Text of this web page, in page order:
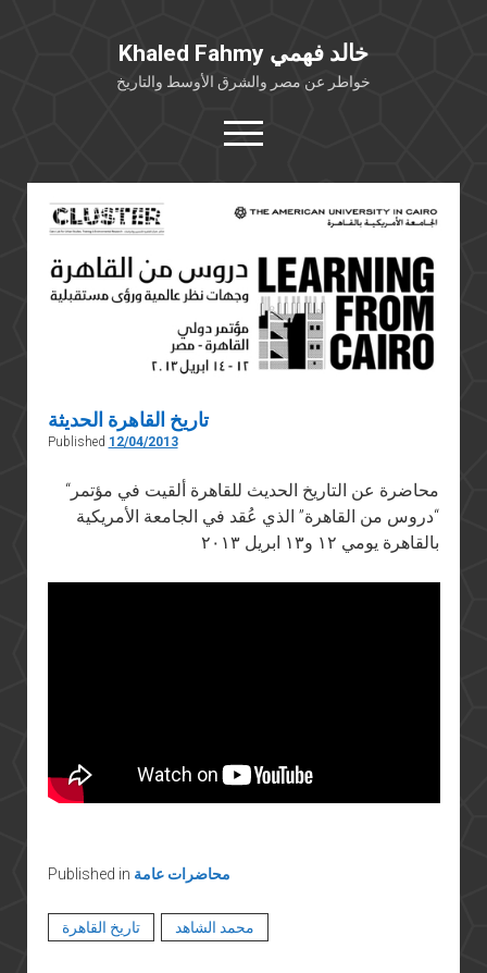
Khaled Fahmy خالد فهمي
خواطر عن مصر والشرق الأوسط والتاريخ
open
menu
twitterfacebook
كتابات أكاديمية
مقالات صحافية
بوستات من فيسبوك
Languagesتاريخ القاهرة الحديثة
Published 12/04/2013
“محاضرة عن التاريخ الحديث للقاهرة ألقيت في مؤتمر
“دروس من القاهرة” الذي عُقد في الجامعة الأمريكية
بالقاهرة يومي ١٢ و١٣ ابريل ٢٠١٣
Published in محاضرات عامة
تاريخ القاهرة محمد الشاهد